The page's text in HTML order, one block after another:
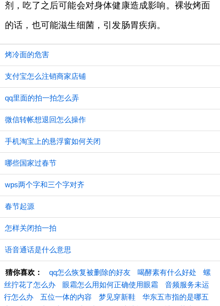
剂，吃了之后可能会对身体健康造成影响。裸妆烤面
的话，也可能滋生细菌，引发肠胃疾病。
烤冷面的危害
支付宝怎么注销商家店铺
qq里面的拍一拍怎么弄
微信转帐想退回怎么操作
手机淘宝上的悬浮窗如何关闭
哪些国家过春节
wps两个字和三个字对齐
春节起源
怎样关闭拍一拍
语音通话是什么意思
猜你喜欢： qq怎么恢复被删除的好友 喝酵素有什么好处
螺
丝拧花了怎么办
眼霜怎么用如何正确使用眼霜
音频服务未运
行怎么办
五位一体的内容 梦见穿新鞋
华东五市指的是哪五